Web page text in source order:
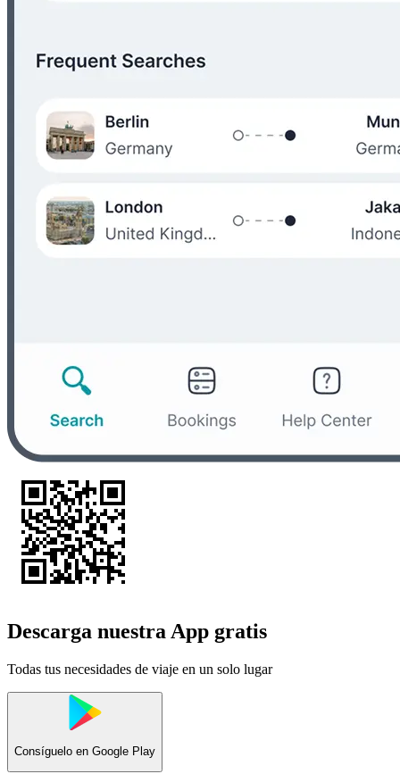
Descarga nuestra App gratis
Todas tus necesidades de viaje en un solo lugar
Consíguelo en Google Play